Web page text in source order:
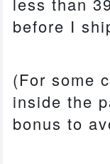
before I
(For some
inside the
bonus to